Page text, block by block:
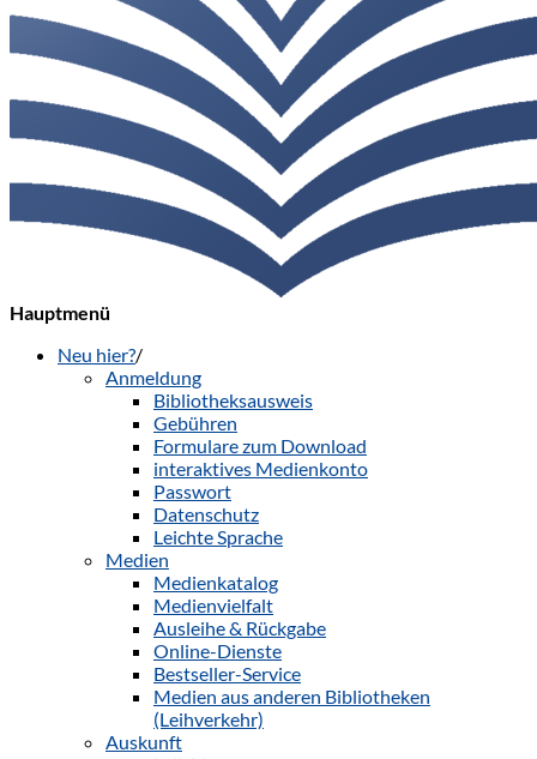
Hauptmenü
Neu hier?/
Anmeldung
Bibliotheksausweis
Gebühren
Formulare zum Download
interaktives Medienkonto
Passwort
Datenschutz
Leichte Sprache
Medien
Medienkatalog
Medienvielfalt
Ausleihe & Rückgabe
Online-Dienste
Bestseller-Service
Medien aus anderen Bibliotheken
(Leihverkehr)
Auskunft